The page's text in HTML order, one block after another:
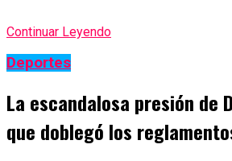
Continuar Leyendo
Deportes
La escandalosa presión de
que doblegó los